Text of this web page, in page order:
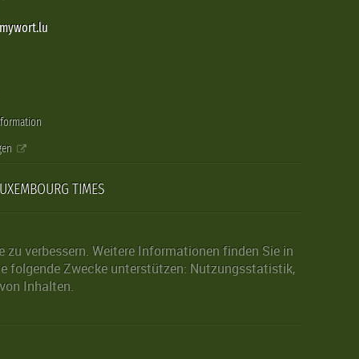
TIMES
verbessern. Weitere Informationen finden Sie in
folgende Zwecke unterstützen: Nutzungsstatistik,
Inhalten.